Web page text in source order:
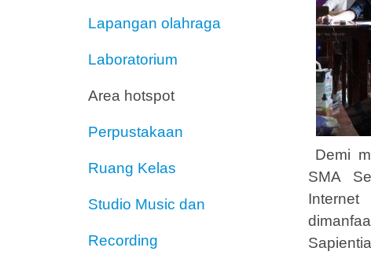
Lapangan olahraga
Laboratorium
Area hotspot
Perpustakaan
Ruang Kelas
Studio Music dan
Recording
Demi
SMA